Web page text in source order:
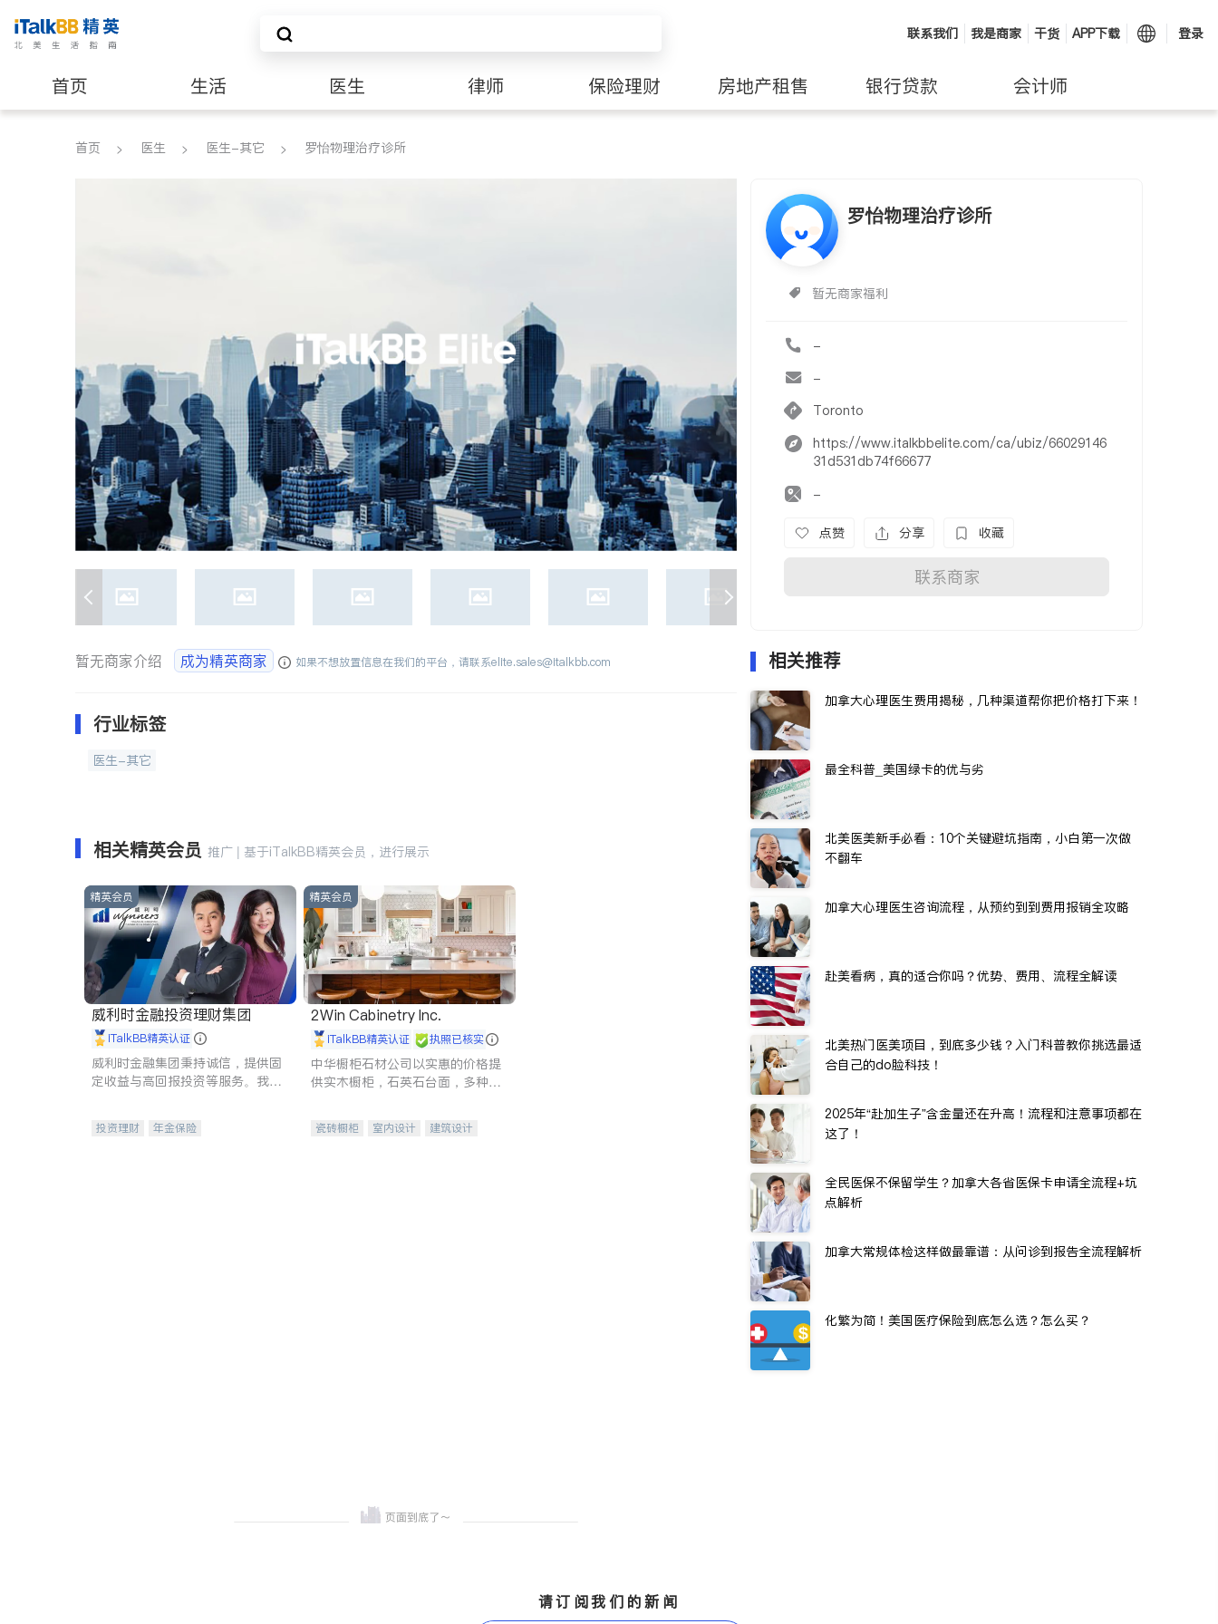
联系我们 我是商家 干货 APP下载 登录
首页 生活 医生 律师 保险理财 房地产租售 银行贷款 会计师
建筑装修
首页 医生 医生-其它 罗怡物理治疗诊所
罗怡物理治疗诊所
暂无商家福利
-
-
Toronto
https://www.italkbbelite.com/ca/ubiz/66029146
31d531db74f66677
-
点赞 分享 收藏
联系商家
暂无商家介绍 成为精英商家 如果不想放置信息在我们的平台，请联系elite.sales@italkbb.com
行业标签
医生-其它
相关精英会员 推广 | 基于iTalkBB精英会员，进行展示
精英会员
威利时金融投资理财集团
iTalkBB精英认证
威利时金融集团秉持诚信，提供固
定收益与高回报投资等服务。我们
元化组合，助力客户实现目标
投资理财
年金保险
精英会员
2Win Cabinetry Inc.
iTalkBB精英认证 执照已核实
中华橱柜石材公司以实惠的价格提
供实木橱柜，石英石台面，多种优
机。品质厨房，家的选择。
瓷砖橱柜 室内设计
建筑设计
相关推荐
加拿大心理医生费用揭秘，几种渠道帮你把价格打下来！
最全科普_美国绿卡的优与劣
北美医美新手必看：10个关键避坑指南，小白第一次做
不翻车
加拿大心理医生咨询流程，从预约到到费用报销全攻略
赴美看病，真的适合你吗？优势、费用、流程全解读
北美热门医美项目，到底多少钱？入门科普教你挑选最适
合自己的do脸科技！
2025年“赴加生子”含金量还在升高！流程和注意事项都在
这了！
全民医保不保留学生？加拿大各省医保卡申请全流程+坑
点解析
加拿大常规体检这样做最靠谱：从问诊到报告全流程解析
化繁为简！美国医疗保险到底怎么选？怎么买？
请订阅我们的新闻